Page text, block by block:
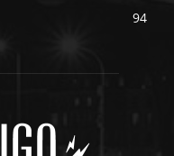
94